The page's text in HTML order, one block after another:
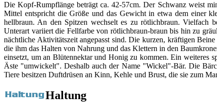
Die Kopf-Rumpflänge beträgt ca. 42-57cm. Der Schwanz weist
Mittel entspricht die Größe und das Gewicht in etwa dem einer
hellbraun. An den Spitzen wechselt es zu rötlichbraun. Vielfach
Unterart variiert die Fellfarbe von rötlichbraun-braun bis hin zu
nächtliche Aktivitätszeit angepasst sind. Die kurzen, kräftigen
die ihm das Halten von Nahrung und das Klettern in den
einsetzt, um an Blütennektar und Honig zu kommen. Ein weiteres
Äste "umwickelt". Deshalb auch der Name "Wickel"-Bär. Die
Tiere besitzen Duftdrüsen an Kinn, Kehle und Brust, die sie zum
Haltung